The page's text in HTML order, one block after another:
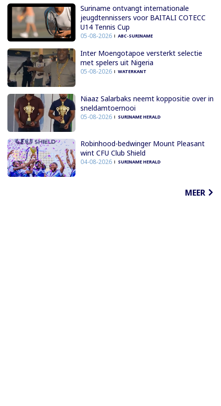
Suriname ontvangt internationale
jeugdtennissers voor BAITALI COTECC
U14 Tennis Cup
05-08-2026 ABC-SURINAME
Inter Moengotapoe versterkt selectie
met spelers uit Nigeria
05-08-2026 WATERKANT
Niaaz Salarbaks neemt koppositie over in
sneldamtoernooi
05-08-2026 SURINAME HERALD
Robinhood-bedwinger Mount Pleasant
wint CFU Club Shield
04-08-2026 SURINAME HERALD
MEER